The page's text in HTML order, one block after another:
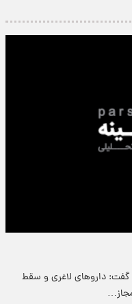
گفت: داروهای لاغری و سقط